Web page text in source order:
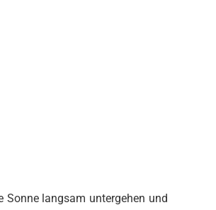
Sonne langsam untergehen und